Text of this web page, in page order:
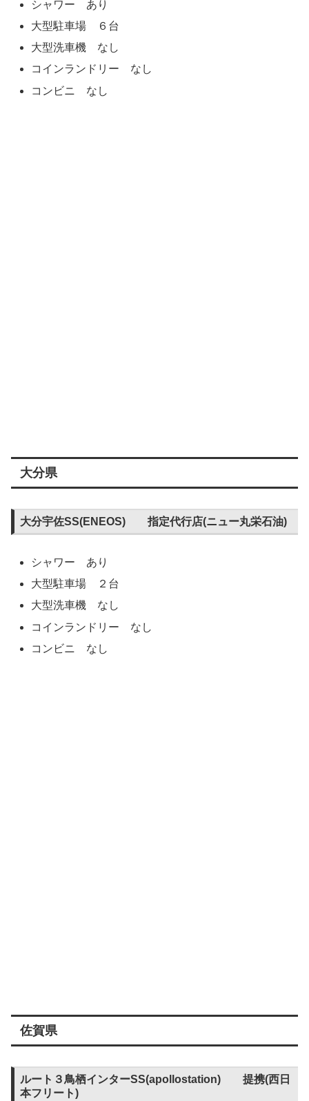
シャワー あり
大型駐車場 ６台
大型洗車機 なし
コインランドリー なし
コンビニ なし
大分県
大分宇佐SS(ENEOS) 指定代行店(ニュー丸栄石油)
シャワー あり
大型駐車場 ２台
大型洗車機 なし
コインランドリー なし
コンビニ なし
佐賀県
ルート３鳥栖インターSS(apollostation) 提携(西日
本フリート)